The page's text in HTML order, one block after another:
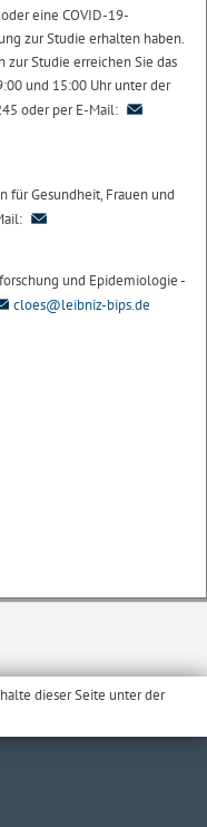
eine COVID-19-
zur Studie erhalten haben.
Studie erreichen Sie das
und 15:00 Uhr unter der
oder per E-Mail:
für Gesundheit, Frauen und
und Epidemiologie -
cloes@leibniz-bips.de
dieser Seite unter der